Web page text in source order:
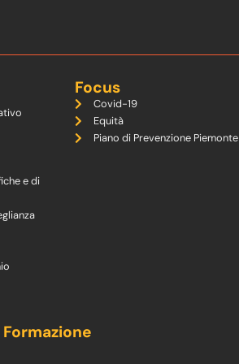
e di
Focus
Covid-19
Equità
Piano di Prevenzione Piemonte
Formazione